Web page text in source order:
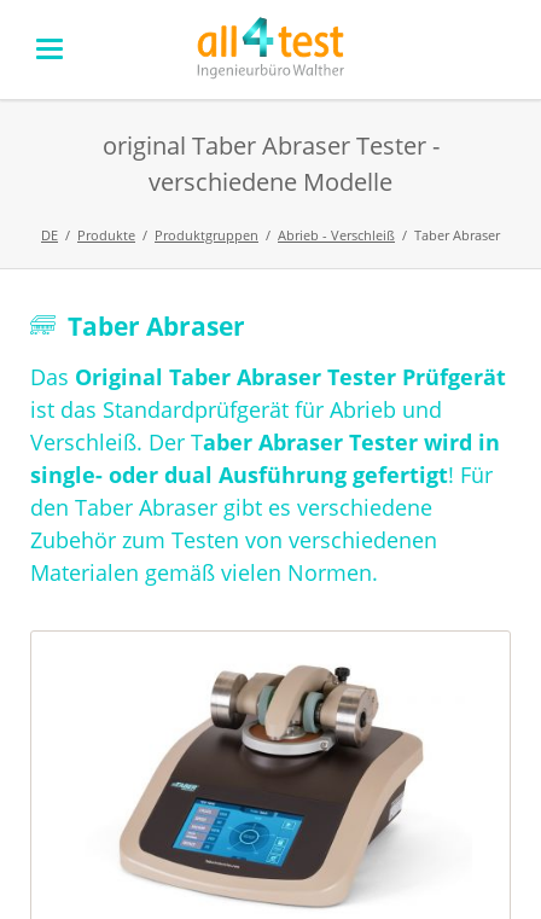
original Taber Abraser Tester -
verschiedene Modelle
DE Produkte Produktgruppen Abrieb - Verschleiß Taber Abraser
Navigation
Taber Abraser
Das Original Taber Abraser Tester Prüfgerät
ist das Standardprüfgerät für Abrieb und
Verschleiß. Der Taber Abraser Tester wird in
single- oder dual Ausführung gefertigt! Für
den Taber Abraser gibt es verschiedene
Zubehör zum Testen von verschiedenen
Materialen gemäß vielen Normen.